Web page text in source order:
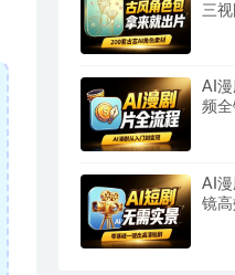
三
AI
频
AI漫
镜